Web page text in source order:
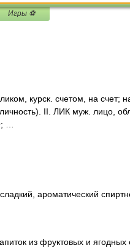
Игры ⚽
курск. счетом, на счет;
II. ЛИК муж. лицо,
…
ароматический
из фруктовых и ягодных